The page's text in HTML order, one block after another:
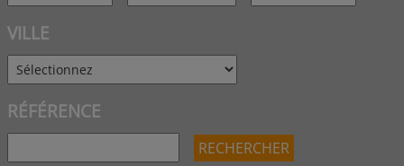
VILLE
RÉFÉRENCE